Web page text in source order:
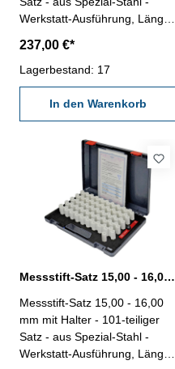
Werkstatt-Ausführung, Länge
0,004 mm - Stufung 0,01 mm
- mit Messstifthalter - im
Behältnis/Kasten Messbereich
13,0 - 14,00 mm
237,00 €*
Lagerbestand: 17
In den Warenkorb
Messstift-Satz 15,00 - 16,00 mm 101 tlg. mit Halter
Messstift-Satz 15,00 - 16,00
mm mit Halter - 101-teiliger
Satz - aus Spezial-Stahl -
Werkstatt-Ausführung, Länge